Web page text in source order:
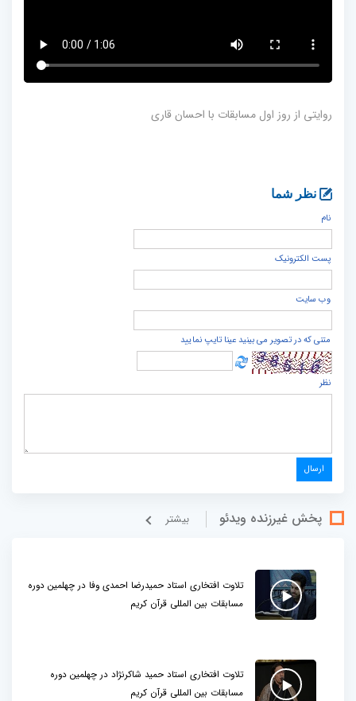
روایتی از روز اول مسابقات با احسان قاری
نظر شما
نام
پست الكترونيک
وب سایت
متنی که در تصویر می بینید عینا تایپ نمایید
نظر
پخش غيرزنده ویدئو بيشتر
تلاوت افتخاری استاد حمیدرضا احمدی وفا در چهلمین دوره
مسابقات بین المللی قرآن کریم
تلاوت افتخاری استاد حمید شاکرنژاد در چهلمین دوره
مسابقات بین المللی قرآن کریم